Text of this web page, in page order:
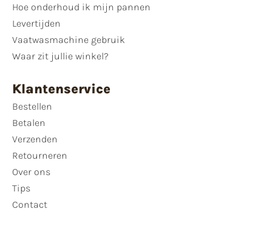
Hoe onderhoud ik mijn pannen
Levertijden
Vaatwasmachine gebruik
Waar zit jullie winkel?
Klantenservice
Bestellen
Betalen
Verzenden
Retourneren
Over ons
Tips
Contact